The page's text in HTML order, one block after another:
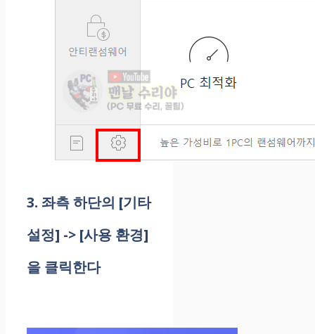
3. 좌측 하단의 [기타
설정] -> [사용 환경]
을 클릭한다